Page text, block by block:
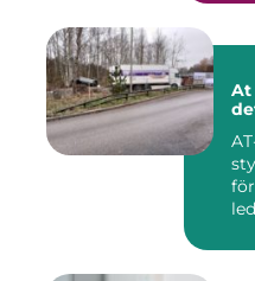
At